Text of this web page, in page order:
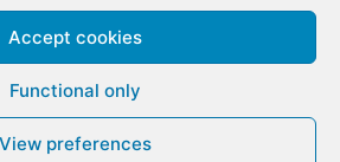
Accept cookies
Functional only
View preferences